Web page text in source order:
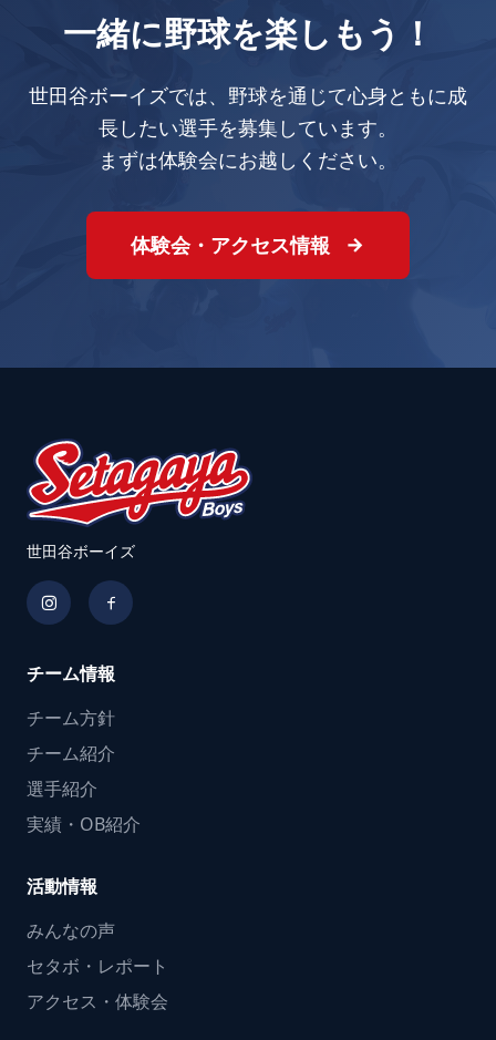
一緒に野球を楽しもう！
世田谷ボーイズでは、野球を通じて心身ともに成
長したい選手を募集しています。
まずは体験会にお越しください。
体験会・アクセス情報
世田谷ボーイズ
チーム情報
チーム方針
チーム紹介
選手紹介
実績・OB紹介
活動情報
みんなの声
セタボ・レポート
アクセス・体験会